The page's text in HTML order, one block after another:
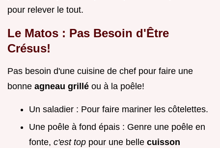
pour relever le tout.
Le Matos : Pas Besoin d'Être
Crésus!
Pas besoin d'une cuisine de chef pour faire une
bonne agneau grillé ou à la poêle!
Un saladier : Pour faire mariner les côtelettes.
Une poêle à fond épais : Genre une poêle en
fonte, c'est top pour une belle cuisson